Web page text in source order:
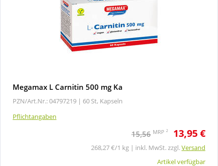
Megamax L Carnitin 500 mg Ka
PZN/Art.Nr.: 04797219 | 60 St, Kapseln
Pflichtangaben
15,56 MRP 2 13,95 €
268,27 €/1 kg | inkl. MwSt. zzgl.Versand
Artikel verfügbar